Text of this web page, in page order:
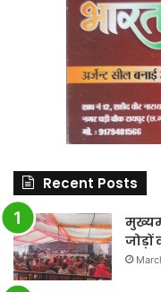
Recent Posts
जोड़ों